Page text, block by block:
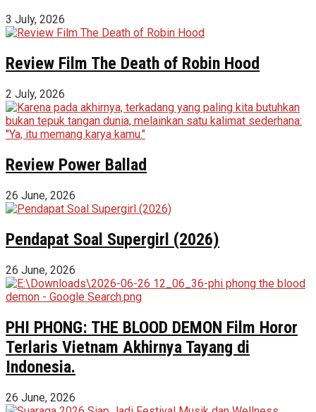
3 July, 2026
Review Film The Death of Robin Hood
2 July, 2026
Review Power Ballad
26 June, 2026
Pendapat Soal Supergirl (2026)
26 June, 2026
PHI PHONG: THE BLOOD DEMON Film Horor
Terlaris Vietnam Akhirnya Tayang di
Indonesia.
26 June, 2026